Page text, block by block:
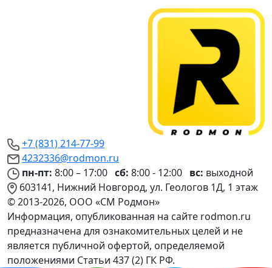
+7 (831) 214-77-99
4232336@rodmon.ru
пн-пт: 8:00 – 17:00 сб: 8:00 - 12:00 вс: выходной
603141, Нижний Новгород, ул. Геологов 1Д, 1 этаж
© 2013-2026, ООО «СМ Родмон»
Информация, опубликованная на сайте rodmon.ru
предназначена для ознакомительных целей и не
является публичной офертой, определяемой
положениями Статьи 437 (2) ГК РФ.